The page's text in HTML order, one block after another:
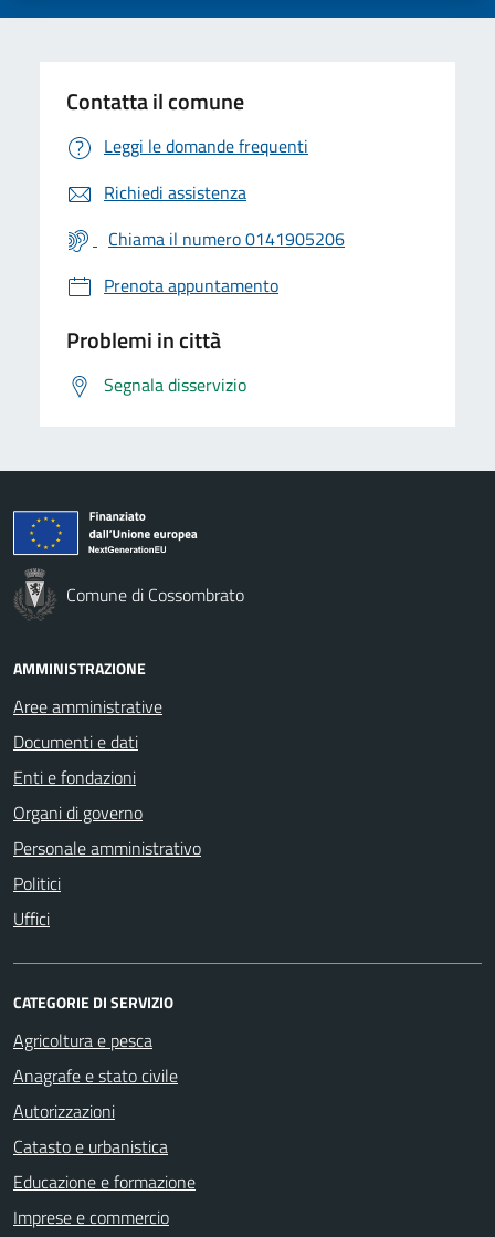
Contatta il comune
Leggi le domande frequenti
Richiedi assistenza
Chiama il numero 0141905206
Prenota appuntamento
Problemi in città
Segnala disservizio
Comune di Cossombrato
AMMINISTRAZIONE
Aree amministrative
Documenti e dati
Enti e fondazioni
Organi di governo
Personale amministrativo
Politici
Uffici
CATEGORIE DI SERVIZIO
Agricoltura e pesca
Anagrafe e stato civile
Autorizzazioni
Catasto e urbanistica
Educazione e formazione
Imprese e commercio